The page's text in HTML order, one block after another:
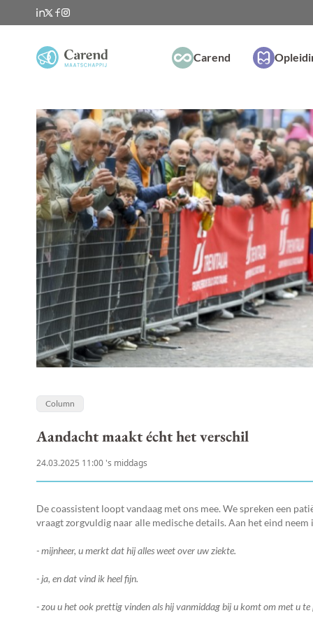
Carend
Column
Aandacht maakt écht het verschil
24.03.2025 11:00 's middags
De coassistent loopt vandaag met ons mee. We spreken een
vraagt zorgvuldig naar alle medische details. Aan het eind
- mijnheer, u merkt dat hij alles weet over uw ziekte.
- ja, en dat vind ik heel fijn.
- zou u het ook prettig vinden als hij vanmiddag bij u komt om met u te